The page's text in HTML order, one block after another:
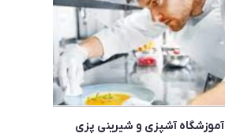
آموزشگاه آشپزی و شیرینی پزی